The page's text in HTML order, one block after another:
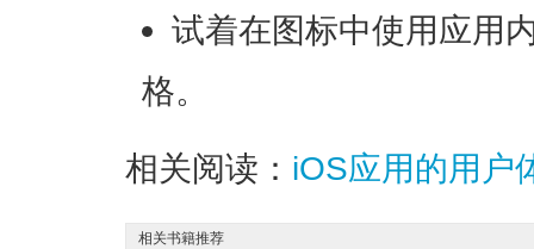
试着在图标中使用应用
格。
相关阅读： iOS应用的用户
相关书籍推荐